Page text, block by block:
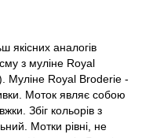
якісних аналогів
з муліне Royal
Муліне Royal Broderie -
Моток являє собою
Збіг кольорів з
Мотки рівні, не